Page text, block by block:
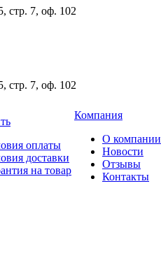
стр. 7, оф. 102
стр. 7, оф. 102
оплаты
доставки
на товар
Компания
О компании
Новости
Отзывы
Контакты